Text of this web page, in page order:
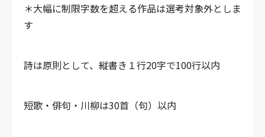
＊大幅に制限字数を超える作品は選考対象外としま
す
詩は原則として、縦書き１行20字で100行以内
短歌・俳句・川柳は30首（句）以内